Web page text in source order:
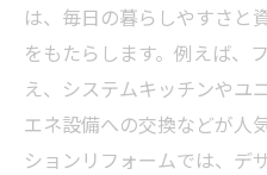
は、毎日の暮らしやすさと
をもたらします。例えば、
え、システムキッチンやユ
エネ設備への交換などが人
ションリフォームでは、デ